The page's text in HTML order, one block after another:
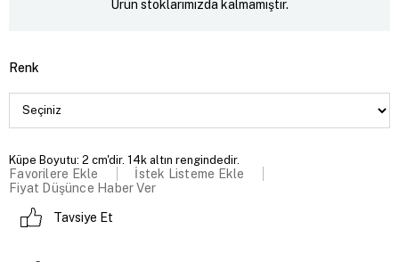
Ürün stoklarımızda kalmamıştır.
Renk
Küpe Boyutu: 2 cm'dir. 14k altın rengindedir.
Favorilere Ekle
İstek Listeme Ekle
Fiyat Düşünce Haber Ver
Tavsiye Et